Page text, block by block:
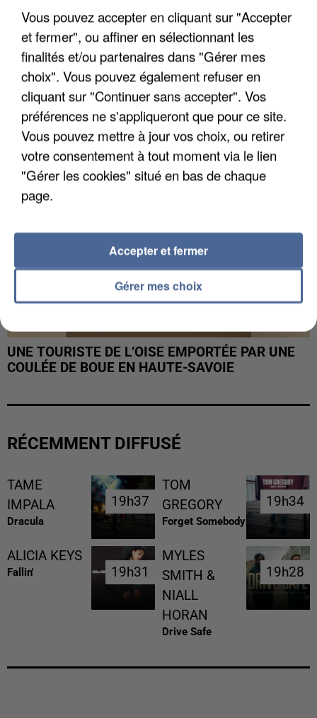
UN SECOND CADRE DE LA DZ MAFIA
INTERPELLÉ EN ALGÉRIE
UNE TOURISTE DE L’OISE EMPORTÉE PAR UNE
COULÉE DE BOUE EN HAUTE-SAVOIE
RÉCEMMENT DIFFUSÉ
TAME
IMPALA
Dracula
19h37
19h37
TOM
GREGORY
Forget Somebody
19h34
19h34
ALICIA KEYS
Fallin' 19h31
19h31
MYLES
SMITH &
NIALL
HORAN
Drive Safe
19h28
19h28
Vous pouvez accepter en cliquant sur "Accepter
et fermer", ou affiner en sélectionnant les
finalités et/ou partenaires dans "Gérer mes
choix". Vous pouvez également refuser en
cliquant sur "Continuer sans accepter". Vos
préférences ne s'appliqueront que pour ce site.
Vous pouvez mettre à jour vos choix, ou retirer
votre consentement à tout moment via le lien
"Gérer les cookies" situé en bas de chaque
page.
Gérer mes choix
Accepter et fermer